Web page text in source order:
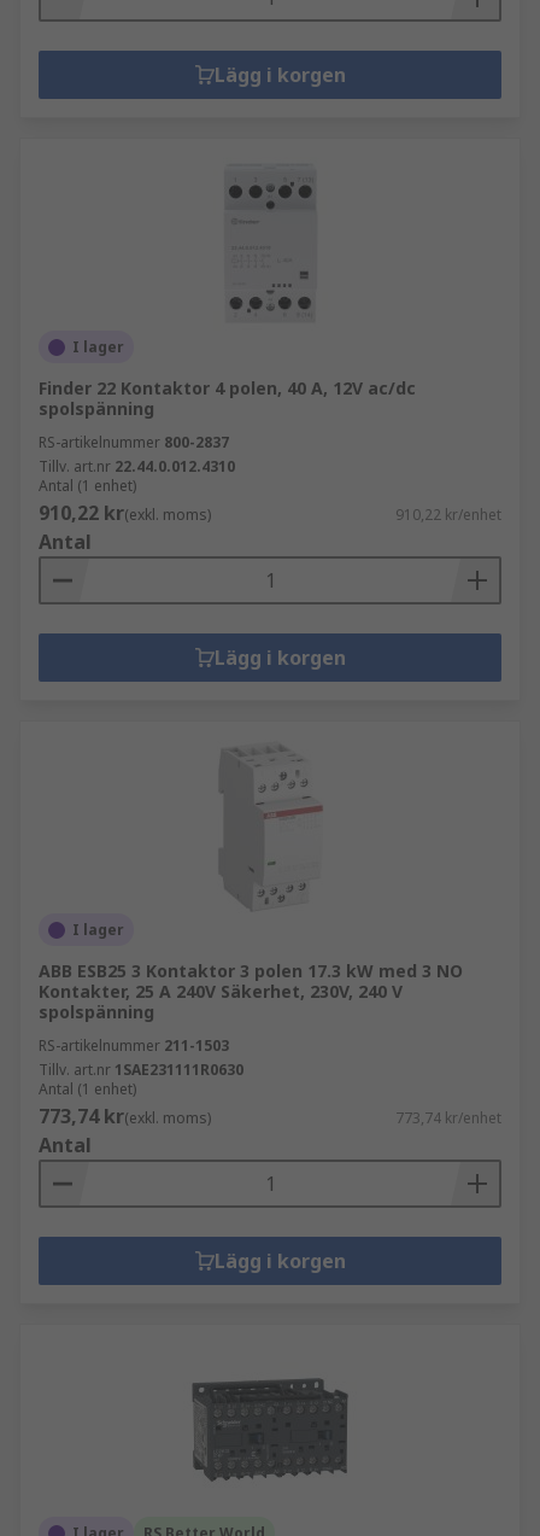
Lägg i korgen
I lager
Finder 22 Kontaktor 4 polen, 40 A, 12V ac/dc
spolspänning
RS-artikelnummer 800-2837
Tillv. art.nr 22.44.0.012.4310
Antal (1 enhet)
910,22 kr(exkl. moms) 910,22 kr/enhet
Antal
Lägg i korgen
I lager
ABB ESB25 3 Kontaktor 3 polen 17.3 kW med 3 NO
Kontakter, 25 A 240V Säkerhet, 230V, 240 V
spolspänning
RS-artikelnummer 211-1503
Tillv. art.nr 1SAE231111R0630
Antal (1 enhet)
773,74 kr(exkl. moms) 773,74 kr/enhet
Antal
Lägg i korgen